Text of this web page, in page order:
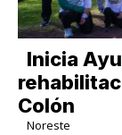
Inicia
Colón
Noreste